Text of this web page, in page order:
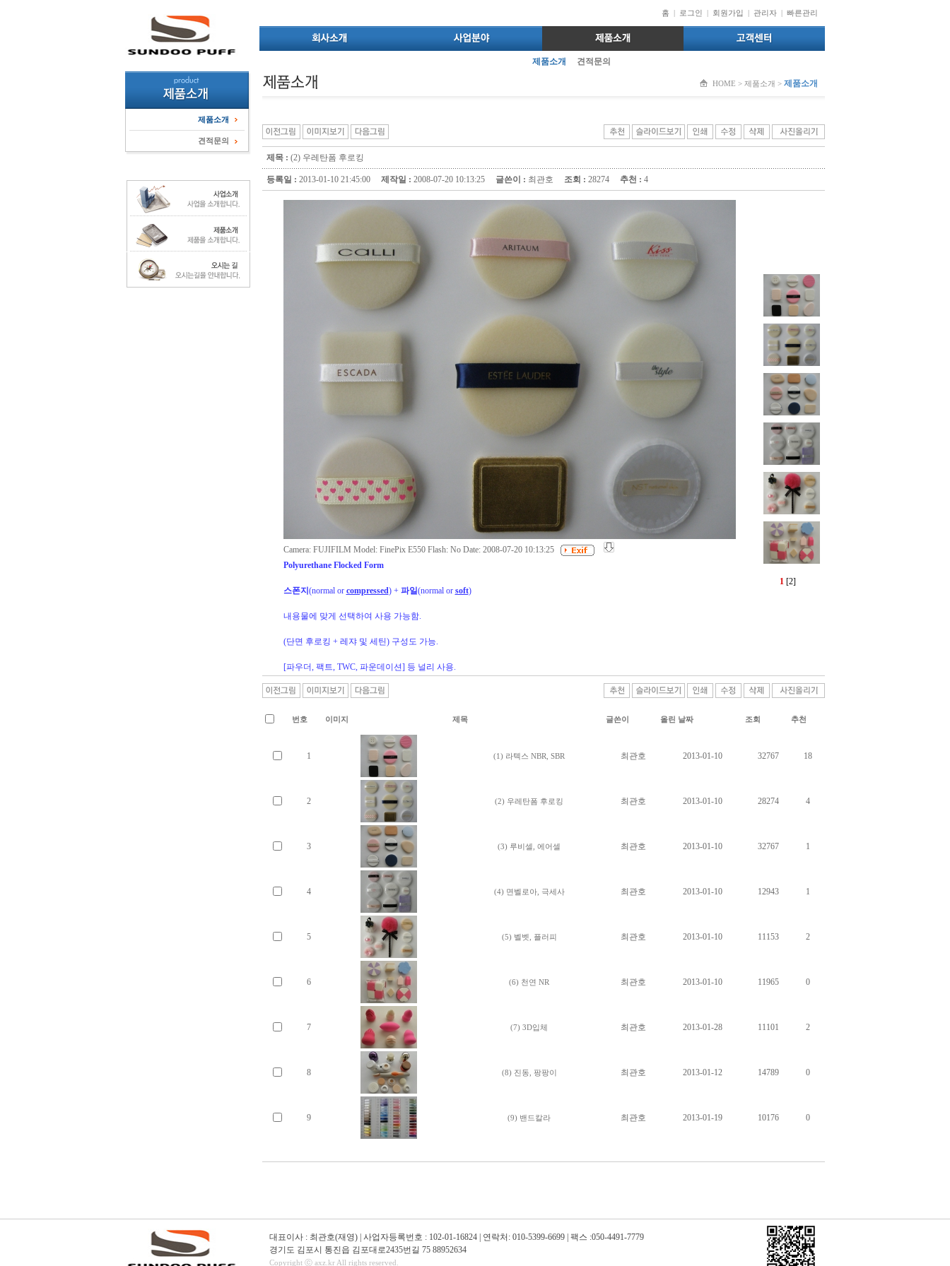
홈 | 로그인 | 회원가입 | 관리자 | 빠른관리
제품소개 견적문의
제품소개
견적문의
HOME > 제품소개 > 제품소개
제목 : (2) 우레탄폼 후로킹
등록일 : 2013-01-10 21:45:00 제작일 : 2008-07-20 10:13:25 글쓴이 : 최관호 조회 : 28274 추천 : 4
Camera: FUJIFILM Model: FinePix E550 Flash: No Date: 2008-07-20 10:13:25
Polyurethane Flocked Form
스폰지 (normal or compressed) + 파일(normal or soft)
내용물에 맞게 선택하여 사용 가능함.
(단면 후로킹 + 레쟈 및 세틴) 구성도 가능.
[파우더, 팩트, TWC, 파운데이션] 등 널리 사용.
1 [2]
번호 이미지 제목 글쓴이 올린 날짜 조회 추천
1 (1) 라텍스 NBR, SBR 최관호 2013-01-10 32767 18
2 (2) 우레탄폼 후로킹 최관호 2013-01-10 28274 4
3 (3) 루비셀, 에어셀 최관호 2013-01-10 32767 1
4 (4) 면벨로아, 극세사 최관호 2013-01-10 12943 1
5 (5) 벨벳, 플러피 최관호 2013-01-10 11153 2
6 (6) 천연 NR 최관호 2013-01-10 11965 0
7 (7) 3D입체 최관호 2013-01-28 11101 2
8 (8) 진동, 팡팡이 최관호 2013-01-12 14789 0
9 (9) 밴드칼라 최관호 2013-01-19 10176 0
대표이사 : 최관호(재영) | 사업자등록번호 : 102-01-16824 | 연락처: 010-5399-6699 | 팩스 :050-4491-7779
경기도 김포시 통진읍 김포대로2435번길 75 88952634
Copyright ⓒ axz.kr All rights reserved.